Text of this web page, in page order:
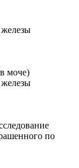
железы
моче)
железы
по